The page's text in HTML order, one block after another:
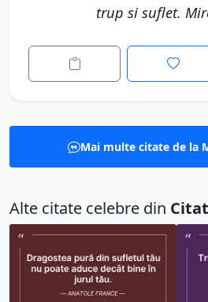
trup si suflet.
Mai multe citate de la
Alte citate celebre din